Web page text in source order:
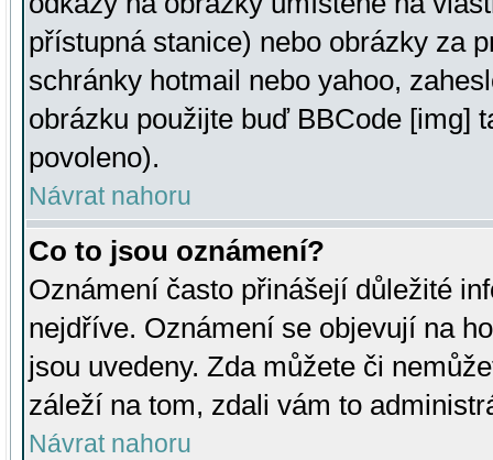
přístupná stanice) nebo obrázky za
schránky hotmail nebo yahoo,
obrázku použijte buď BBCode [img]
povoleno).
Návrat nahoru
Co to jsou oznámení?
Oznámení často přinášejí důležité
nejdříve. Oznámení se objevují na
jsou uvedeny. Zda můžete či
záleží na tom, zdali vám to
Návrat nahoru